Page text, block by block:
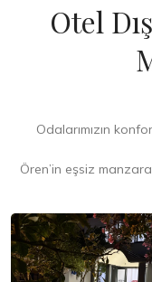
Otel Dış
Odalarımızın
Ören’in eşsiz